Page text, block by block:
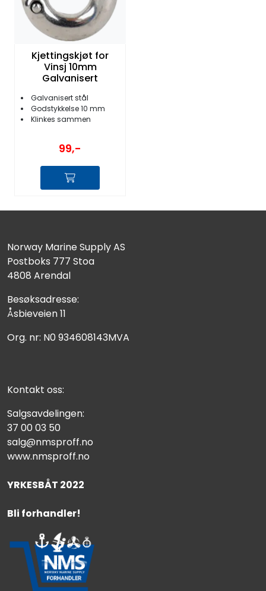
Kjettingskjøt for
Vinsj 10mm
Galvanisert
Galvanisert stål
Godstykkelse 10 mm
Klinkes sammen
99,-
Norway Marine Supply AS
Postboks 777 Stoa
4808 Arendal
Besøksadresse:
Åsbieveien 11
Org. nr: N0 934608143MVA
Kontakt oss:
Salgsavdelingen:
37 00 03 50
salg@nmsproff.no
www.nmsproff.no
YRKESBÅT 2022
Bli forhandler!